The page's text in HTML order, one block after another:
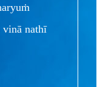
vinā nathī